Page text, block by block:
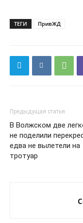
ТЕГИ ПривЖД
Предыдущая статья
В Волжском две
не поделили
едва не вылетели на
тротуар